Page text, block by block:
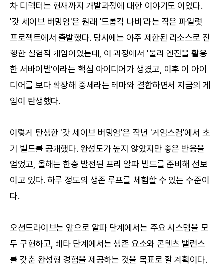
차 디렉터는 현재까지 개발과정에 대한 이야기도 이었다.
'갓 세이브 버밍엄'은 원래 '드롭킥 나비'라는 작은 파일럿
프로젝트에서 출발했다. 당시에는 아주 제한된 리소스로 진
행한 실험적 게임이었는데, 이 과정에서 '물리 엔진을 활용
한 서바이벌'이라는 핵심 아이디어가 생겼고, 이후 이 아이
디어를 보다 확장해 중세라는 테마와 결합하면서 지금의 게
임이 탄생했다.
이렇게 탄생한 '갓 세이브 버밍엄'은 작년 '게임스컴'에서 초
기 빌드를 공개했다. 완성도가 높지 않았지만 좋은 반응을
얻었고, 올해는 한층 발전된 프리 알파 빌드를 준비해 선보
이고 있다. 하루 정도의 생존 루프를 체험할 수 있는 수준이
다.
오션드라이브는 앞으로 알파 단계에서는 주요 시스템을 모
두 구현하고, 베타 단계에서는 생존 요소와 콘텐츠 밸런스
를 갖춘 완성형 경험을 제공하는 것을 목표로 할 계획이다.